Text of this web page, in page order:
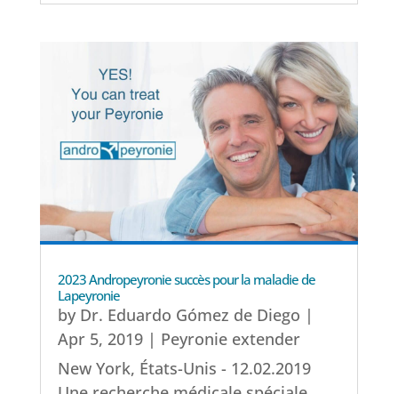
2023 Andropeyronie succès pour la maladie de
Lapeyronie
by Dr. Eduardo Gómez de Diego |
Apr 5, 2019| Peyronie extender
New York, États-Unis - 12.02.2019